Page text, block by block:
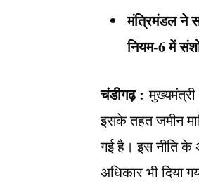
मंत्रिमंडल ने
नियम-6 में
चंडीगढ़ :
इसके तहत जमीन
गई है। इस नीति के
अधिकार भी दिया